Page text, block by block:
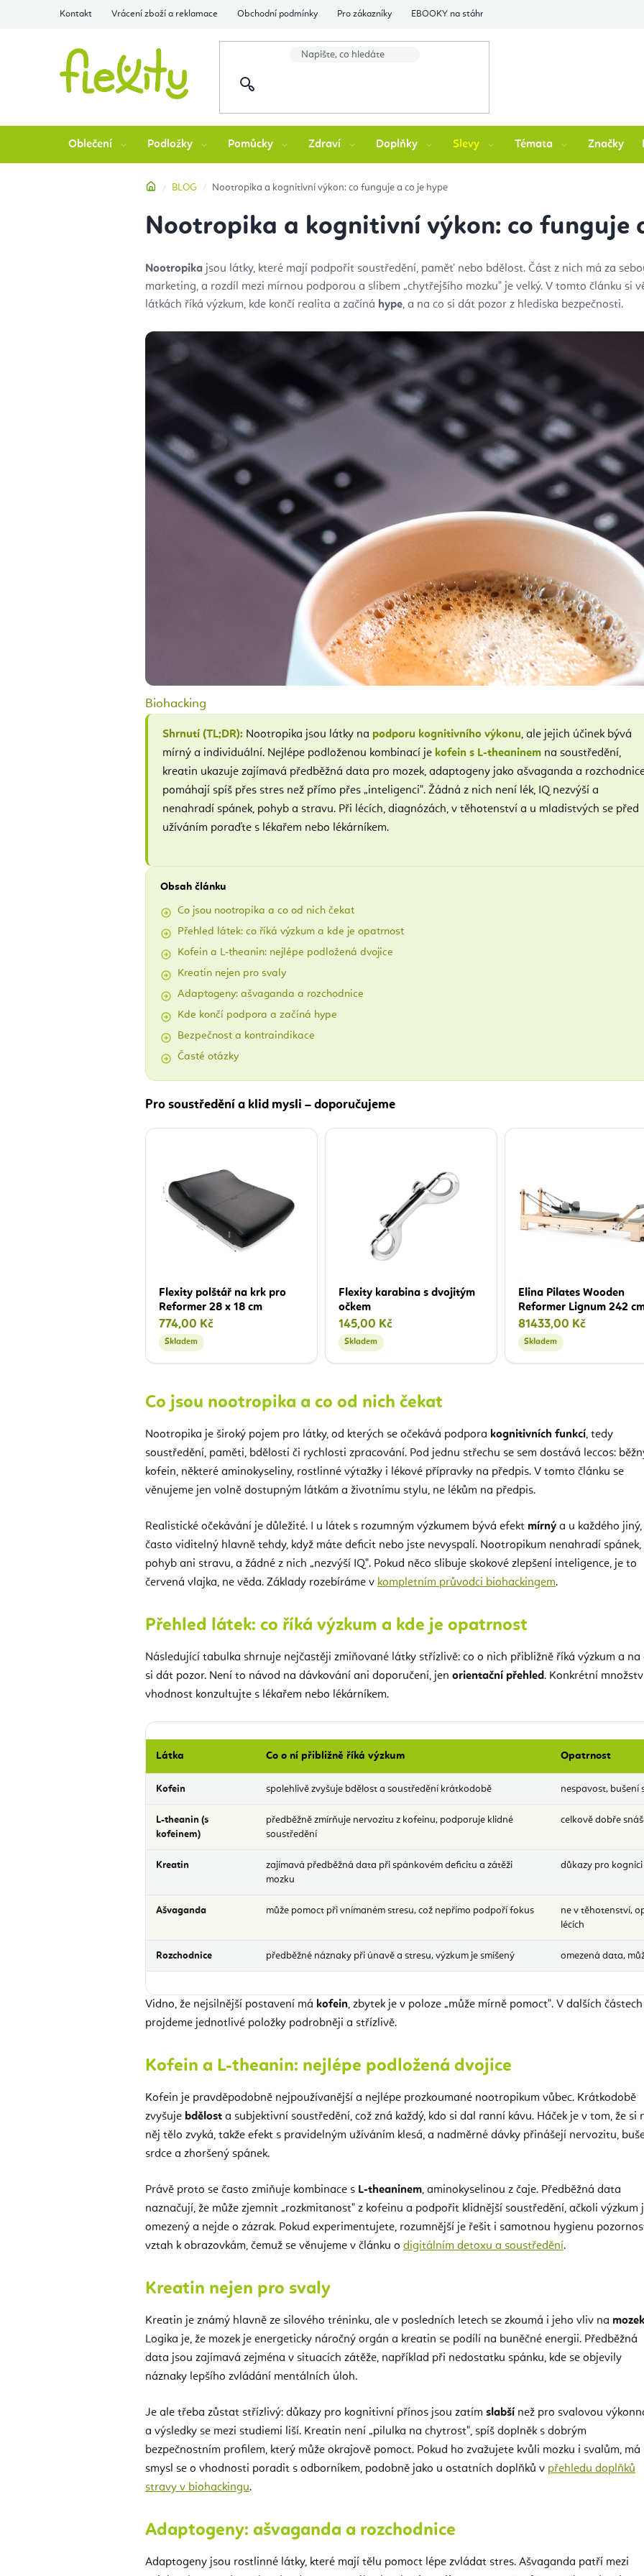
Kontakt Vrácení zboží a reklamace Obchodní podmínky Pro zákazníky EBOOKY na stáhnutí
Oblečení Podložky Pomůcky Zdraví Doplňky Slevy Témata Značky
DomůBLOG Nootropika a kognitivní výkon: co funguje a co je hype
Nootropika a kognitivní výkon: co funguje
Nootropika jsou látky, které mají podpořit soustředění, paměť nebo bdělost. Část z nich má za
marketing, a rozdíl mezi mírnou podporou a slibem „chytřejšího mozku" je velký. V tomto článku si
látkách říká výzkum, kde končí realita a začíná hype, a na co si dát pozor z hlediska bezpečnosti.
Biohacking
Shrnutí (TL;DR): Nootropika jsou látky na podporu kognitivního výkonu, ale jejich účinek bývá
mírný a individuální. Nejlépe podloženou kombinací je kofein s L-theaninem na soustředění,
kreatin ukazuje zajímavá předběžná data pro mozek, adaptogeny jako ašvaganda a
pomáhají spíš přes stres než přímo přes „inteligenci". Žádná z nich není lék, IQ nezvýší a
nenahradí spánek, pohyb a stravu. Při lécích, diagnózách, v těhotenství a u mladistvých se před
užíváním poraďte s lékařem nebo lékárníkem.
Obsah článku
Co jsou nootropika a co od nich čekat
Přehled látek: co říká výzkum a kde je opatrnost
Kofein a L-theanin: nejlépe podložená dvojice
Kreatin nejen pro svaly
Adaptogeny: ašvaganda a rozchodnice
Kde končí podpora a začíná hype
Bezpečnost a kontraindikace
Časté otázky
Pro soustředění a klid mysli – doporučujeme
Flexity polštář na krk pro
Reformer 28 x 18 cm
774,00 Kč
Skladem
Flexity karabina s dvojitým
očkem
145,00 Kč
Skladem
Elina Pilates Wooden
Reformer Lignum 242
81433,00 Kč
Skladem
Co jsou nootropika a co od nich čekat
Nootropika je široký pojem pro látky, od kterých se očekává podpora kognitivních funkcí, tedy
soustředění, paměti, bdělosti či rychlosti zpracování. Pod jednu střechu se sem dostává leccos:
kofein, některé aminokyseliny, rostlinné výtažky i lékové přípravky na předpis. V tomto článku se
věnujeme jen volně dostupným látkám a životnímu stylu, ne lékům na předpis.
Realistické očekávání je důležité. I u látek s rozumným výzkumem bývá efekt mírný a u každého jiný,
často viditelný hlavně tehdy, když máte deficit nebo jste nevyspalí. Nootropikum nenahradí spánek,
pohyb ani stravu, a žádné z nich „nezvýší IQ". Pokud něco slibuje skokové zlepšení inteligence, je to
červená vlajka, ne věda. Základy rozebíráme v kompletním průvodci biohackingem.
Přehled látek: co říká výzkum a kde je opatrnost
Následující tabulka shrnuje nejčastěji zmiňované látky střízlivě: co o nich přibližně říká výzkum a na
si dát pozor. Není to návod na dávkování ani doporučení, jen orientační přehled. Konkrétní
vhodnost konzultujte s lékařem nebo lékárníkem.
Látka Co o ní přibližně říká výzkum Opatrnost
Kofein spolehlivě zvyšuje bdělost a soustředění krátkodobě nespavost, bušení
L-theanin (s
kofeinem)
předběžně zmírňuje nervozitu z kofeinu, podporuje klidné
soustředění
celkově dobře
Kreatin
zajímavá předběžná data při spánkovém deficitu a zátěži
mozku
důkazy pro
Ašvaganda může pomoct při vnímaném stresu, což nepřímo podpoří fokus
ne v těhotenství,
lécích
Rozchodnice předběžné náznaky při únavě a stresu, výzkum je smíšený omezená data,
Vidno, že nejsilnější postavení má kofein, zbytek je v poloze „může mírně pomoct". V dalších
projdeme jednotlivé položky podrobněji a střízlivě.
Kofein a L-theanin: nejlépe podložená dvojice
Kofein je pravděpodobně nejpoužívanější a nejlépe prozkoumané nootropikum vůbec. Krátkodobě
zvyšuje bdělost a subjektivní soustředění, což zná každý, kdo si dal ranní kávu. Háček je v tom, že si
něj tělo zvyká, takže efekt s pravidelným užíváním klesá, a nadměrné dávky přinášejí nervozitu,
srdce a zhoršený spánek.
Právě proto se často zmiňuje kombinace s L-theaninem, aminokyselinou z čaje. Předběžná data
naznačují, že může zjemnit „rozkmitanost" z kofeinu a podpořit klidnější soustředění, ačkoli výzkum
omezený a nejde o zázrak. Pokud experimentujete, rozumnější je řešit i samotnou hygienu
vztah k obrazovkám, čemuž se věnujeme v článku o digitálním detoxu a soustředění.
Kreatin nejen pro svaly
Kreatin je známý hlavně ze silového tréninku, ale v posledních letech se zkoumá i jeho vliv na mozek
Logika je, že mozek je energeticky náročný orgán a kreatin se podílí na buněčné energii. Předběžná
data jsou zajímavá zejména v situacích zátěže, například při nedostatku spánku, kde se objevily
náznaky lepšího zvládání mentálních úloh.
Je ale třeba zůstat střízlivý: důkazy pro kognitivní přínos jsou zatím slabší než pro svalovou
a výsledky se mezi studiemi liší. Kreatin není „pilulka na chytrost", spíš doplněk s dobrým
bezpečnostním profilem, který může okrajově pomoct. Pokud ho zvažujete kvůli mozku i svalům, má
smysl se o vhodnosti poradit s odborníkem, podobně jako u ostatních doplňků v přehledu doplňků
stravy v biohackingu.
Adaptogeny: ašvaganda a rozchodnice
Adaptogeny jsou rostlinné látky, které mají tělu pomoct lépe zvládat stres. Ašvaganda patří mezi